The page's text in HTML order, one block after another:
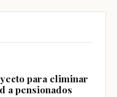
para eliminar
a pensionados